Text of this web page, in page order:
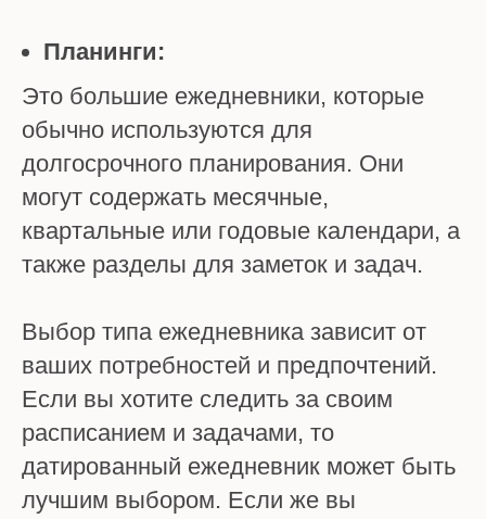
Планинги:
Это большие ежедневники, которые
обычно используются для
долгосрочного планирования. Они
могут содержать месячные,
квартальные или годовые календари, а
также разделы для заметок и задач.
Выбор типа ежедневника зависит от
ваших потребностей и предпочтений.
Если вы хотите следить за своим
расписанием и задачами, то
датированный ежедневник может быть
лучшим выбором. Если же вы